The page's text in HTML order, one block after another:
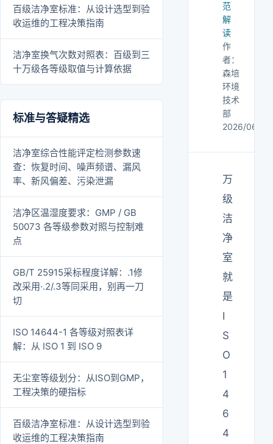
百级洁净室标准：从设计选型到验
收运维的工程决策指南
洁净室换气次数对照表：百级到三
十万级各等级取值与计算依据
标准与答疑精选
洁净室综合性能评定检测参数速
查：恢复时间、噪声频谱、漏风
率、新风偏差、污染泄漏
洁净区温湿度要求：GMP / GB
50073 各等级参数对照与控制难
点
GB/T 25915采标程度详解：.1修
改采用·.2/.3等同采用，别再一刀
切
ISO 14644-1 各等级对照表详
解：从 ISO 1 到 ISO 9
无尘室等级划分：从ISO到GMP，
工程决策的硬指标
百级洁净室标准：从设计选型到验
收运维的工程决策指南
范
解
读
作
者：
森培
环境
技术
部
2026/06/28
万
级
洁
净
室
就
是
I
S
O
1
4
6
4